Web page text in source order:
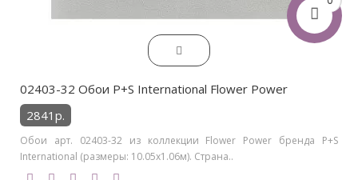
02403-32 Обои P+S International Flower Power
2841р.
Обои арт. 02403-32 из коллекции Flower Power бренда P+S
International (размеры: 10.05х1.06м). Страна..